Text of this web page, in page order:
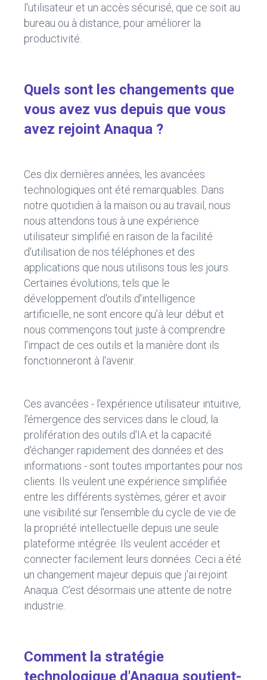
l'utilisateur et un accès sécurisé, que ce soit au
bureau ou à distance, pour améliorer la
productivité.
Quels sont les changements que
vous avez vus depuis que vous
avez rejoint Anaqua ?
Ces dix dernières années, les avancées
technologiques ont été remarquables. Dans
notre quotidien à la maison ou au travail, nous
nous attendons tous à une expérience
utilisateur simplifié en raison de la facilité
d'utilisation de nos téléphones et des
applications que nous utilisons tous les jours.
Certaines évolutions, tels que le
développement d'outils d'intelligence
artificielle, ne sont encore qu’à leur début et
nous commençons tout juste à comprendre
l'impact de ces outils et la manière dont ils
fonctionneront à l'avenir.
Ces avancées - l'expérience utilisateur intuitive,
l'émergence des services dans le cloud, la
prolifération des outils d'IA et la capacité
d'échanger rapidement des données et des
informations - sont toutes importantes pour nos
clients. Ils veulent une expérience simplifiée
entre les différents systèmes, gérer et avoir
une visibilité sur l'ensemble du cycle de vie de
la propriété intellectuelle depuis une seule
plateforme intégrée. Ils veulent accéder et
connecter facilement leurs données. Ceci a été
un changement majeur depuis que j'ai rejoint
Anaqua. C’est désormais une attente de notre
industrie.
Comment la stratégie
technologique d'Anaqua soutient-